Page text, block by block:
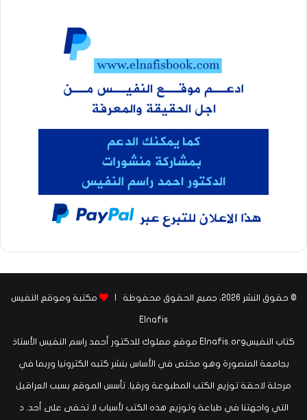
© حقوق النشر 2026، جميع الحقوق محفوظة | مكتبة وموقع النفيس
Elnafis
كتاب النفيسElnafis.org موقع مملوك للدكتور أحمد راسم النفيس الأستاذ
بجامعة المنصورة وهو مختص في الأساس بنشر كتبه الكترونيا وربما في
مرحلة لاحقة توزيع الكتب المطبوعة ورقيا. تأسس الموقع بسبب العراقيل
التي واجهتنا في طباعة وتوزيع هذه الكتب لأسباب لا تخفى على أحد. د